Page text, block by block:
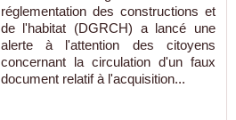
réglementation des constructions et
de l'habitat (DGRCH) a lancé une
alerte à l'attention des citoyens
concernant la circulation d'un faux
document relatif à l'acquisition...